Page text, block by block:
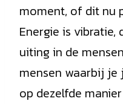
moment, of dit nu
Energie is
uiting in de
mensen waarbij
op dezelfde